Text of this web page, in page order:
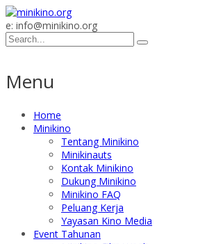
e: info@minikino.org
Menu
Home
Minikino
Tentang Minikino
Minikinauts
Kontak Minikino
Dukung Minikino
Minikino FAQ
Peluang Kerja
Yayasan Kino Media
Event Tahunan